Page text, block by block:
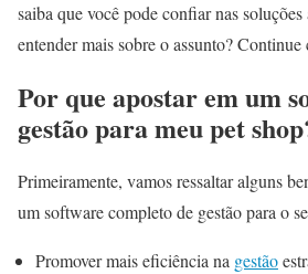
saiba que você pode confiar nas soluções
entender mais sobre o assunto? Continue
Por que apostar em um
gestão para meu pet
Primeiramente, vamos ressaltar alguns
um software completo de gestão para o
Promover mais eficiência na gestão